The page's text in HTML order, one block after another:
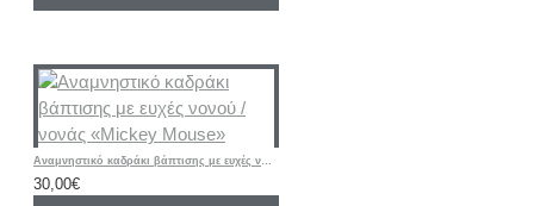
Αναμνηστικό καδράκι βάπτισης με ευχές νονού / νονάς «Mickey Mouse»
30,00€